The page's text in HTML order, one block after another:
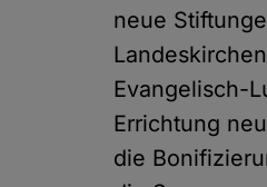
neue
Evangelisch-
Errichtung
die